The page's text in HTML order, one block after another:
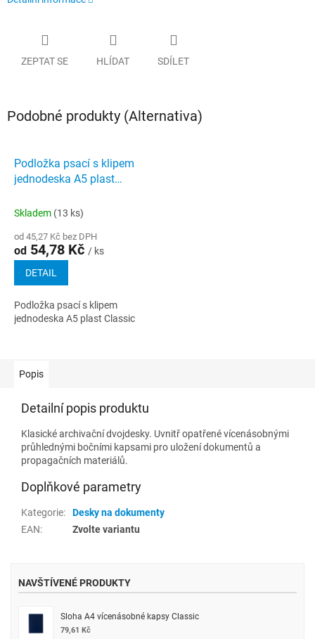
ZEPTAT SE HLÍDAT SDÍLET
Podobné produkty (Alternativa)
Podložka psací s klipem
jednodeska A5 plast
Skladem (13 ks)
od 45,27 Kč bez DPH
od 54,78 Kč / ks
DETAIL
Podložka psací s klipem
jednodeska A5 plast Classic
Popis
Detailní popis produktu
Klasické archivační dvojdesky. Uvnitř opatřené vícenásobnými
průhlednými bočními kapsami pro uložení dokumentů a
propagačních materiálů.
Doplňkové parametry
Kategorie:
Desky na dokumenty
EAN: Zvolte variantu
NAVŠTÍVENÉ PRODUKTY
Sloha A4 vícenásobné kapsy Classic
79,61 Kč